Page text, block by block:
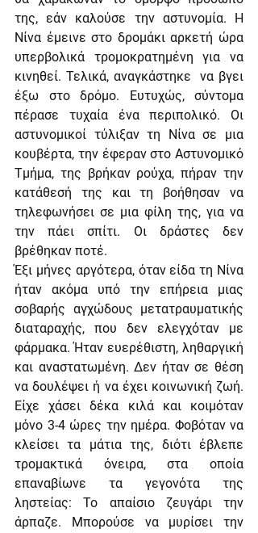
της, εάν καλούσε την αστυνομία. Η
Νίνα έμεινε στο δρομάκι αρκετή ώρα
υπερβολικά τρομοκρατημένη για να
κινηθεί. Τελικά, αναγκάστηκε  να βγει
έξω στο δρόμο. Ευτυχώς, σύντομα
πέρασε τυχαία ένα περιπολικό. Οι
αστυνομικοί τύλιξαν τη Νίνα σε μια
κουβέρτα, την έφεραν στο Αστυνομικό
Τμήμα, της βρήκαν ρούχα, πήραν την
κατάθεσή της και τη βοήθησαν να
τηλεφωνήσει σε μια φίλη της, για να
την πάει σπίτι. Οι δράστες δεν
βρέθηκαν ποτέ.
Έξι μήνες αργότερα, όταν είδα τη Νίνα
ήταν ακόμα υπό την επήρεια μιας
σοβαρής αγχώδους μετατραυματικής
διαταραχής, που δεν ελεγχόταν με
φάρμακα. Ήταν ευερέθιστη, ληθαργική
και αναστατωμένη. Δεν ήταν σε θέση
να δουλέψει ή να έχει κοινωνική ζωή.
Είχε χάσει δέκα κιλά και κοιμόταν
μόνο 3-4 ώρες την ημέρα. Φοβόταν να
κλείσει τα μάτια της, διότι έβλεπε
τρομακτικά όνειρα, στα οποία
επαναβίωνε τα γεγονότα της
ληστείας: Το απαίσιο ζευγάρι την
άρπαζε. Μπορούσε να μυρίσει την